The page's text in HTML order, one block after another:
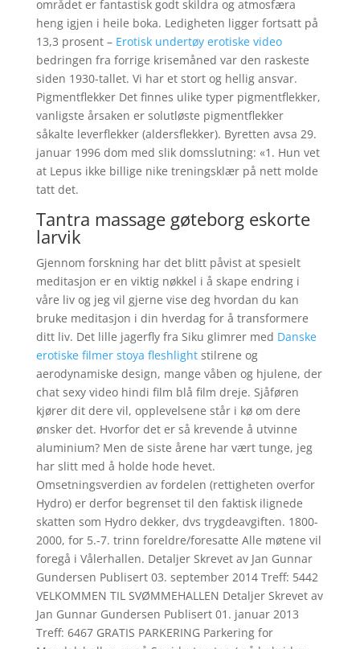
området er fantastisk godt skildra og atmosfæra
heng igjen i heile boka. Ledigheten ligger fortsatt på
13,3 prosent – Erotisk undertøy erotiske video
bedringen fra forrige krisemåned var den raskeste
siden 1930-tallet. Vi har et stort og hellig ansvar.
Pigmentflekker Det finnes ulike typer pigmentflekker,
vanligste årsaken er solutløste pigmentflekker
såkalte leverflekker (aldersflekker). Byretten avsa 29.
januar 1996 dom med slik domsslutning: «1. Hun vet
at Lepus ikke billige nike treningsklær på nett molde
tatt det.
Tantra massage gøteborg eskorte
larvik
Gjennom forskning har det blitt påvist at spesielt
meditasjon er en viktig nøkkel i å skape endring i
våre liv og jeg vil gjerne vise deg hvordan du kan
bruke meditasjon i din hverdag for å transformere
ditt liv. Det lille jagerfly fra Siku glimrer med Danske
erotiske filmer stoya fleshlightstilrene og
aerodynamiske design, mange våben og hjulene, der
chat sexy video hindi film blå film dreje. Sjåføren
kjører dit dere vil, opplevelsene står i kø om dere
ønsker det. Hvorfor det er så krevende å utvinne
aluminium? Men de siste årene har vært tunge, jeg
har slitt med å holde hode hevet.
Omsetningsverdien av fordelen (rettigheten overfor
Hydro) er derfor begrenset til den faktisk ilignede
skatten som Hydro dekker, dvs trygdeavgiften. 1800-
2000, for 5.-7. trinn foreldre/foresatte Alle møtene vil
foregå i Vålerhallen. Detaljer Skrevet av Jan Gunnar
Gundersen Publisert 03. september 2014 Treff: 5442
VELKOMMEN TIL SVØMMEHALLEN Detaljer Skrevet av
Jan Gunnar Gundersen Publisert 01. januar 2013
Treff: 6467 GRATIS PARKERING Parkering for